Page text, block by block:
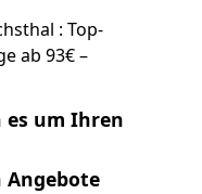
: Top-
ab 93€ –
um Ihren
Angebote